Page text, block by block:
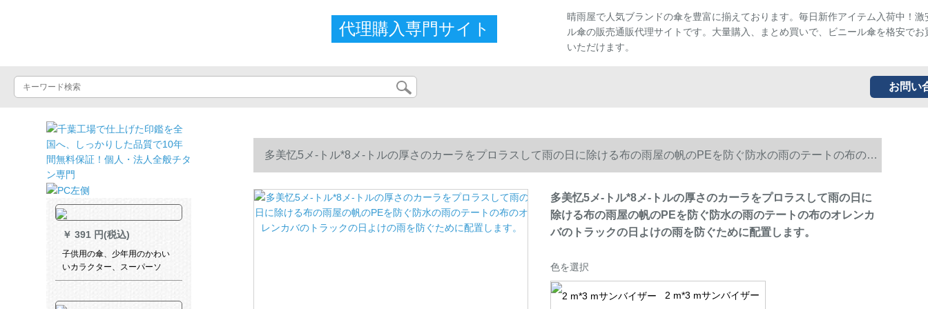
代理購入専門サイト
晴雨屋で人気ブランドの傘を豊富に揃えております。毎日新作アイテム入荷中！激
ル傘の販売通販代理サイトです。大量購入、まとめ買いで、ビニール傘を格安でお
いただけます。
お問い
￥ 391 円(税込)
子供用の傘、少年用のかわい
いカラクター、スーパーソ
ル、少年用パソル、警察長46
多美忆5メ-トル*8メ-トルの厚さのカーラをプロラスして雨の日に除ける布の雨屋の帆のPEを防ぐ防水の雨のテートの布のオ
レンカバのトラックの日よけの雨を防ぐために配置します。
多美忆5メ-トル*8メ-トルの厚さのカーラをプロラスして雨の日に
除ける布の雨屋の帆のPEを防ぐ防水の雨のテートの布のオレンカ
バのトラックの日よけの雨を防ぐために配置します。
色を選択
2 m*3 mサンバイザー